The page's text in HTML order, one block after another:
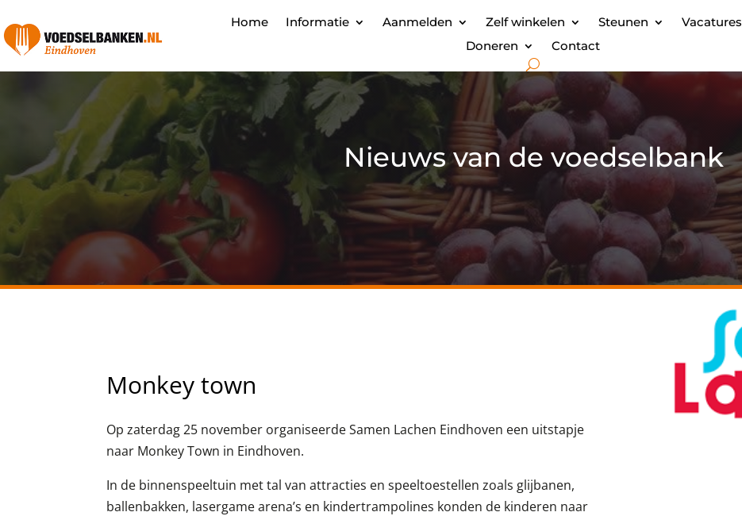
Home Informatie Aanmelden Zelf winkelen Steunen Vacatures
Doneren
Contact
Nieuws van de voedselbank
Monkey town
Op zaterdag 25 november organiseerde Samen Lachen Eindhoven een uitstapje
naar Monkey Town in Eindhoven.
In de binnenspeeltuin met tal van attracties en speeltoestellen zoals glijbanen,
ballenbakken, lasergame arena’s en kindertrampolines konden de kinderen naar